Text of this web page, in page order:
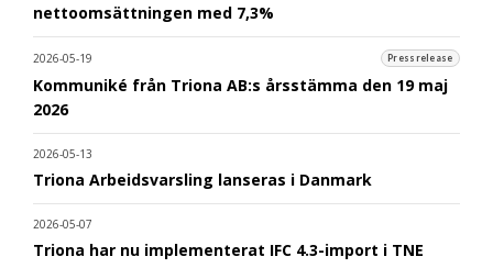
nettoomsättningen med 7,3%
2026-05-19 Pressrelease
Kommuniké från Triona AB:s årsstämma den 19 maj
2026
2026-05-13
Triona Arbeidsvarsling lanseras i Danmark
2026-05-07
Triona har nu implementerat IFC 4.3-import i TNE